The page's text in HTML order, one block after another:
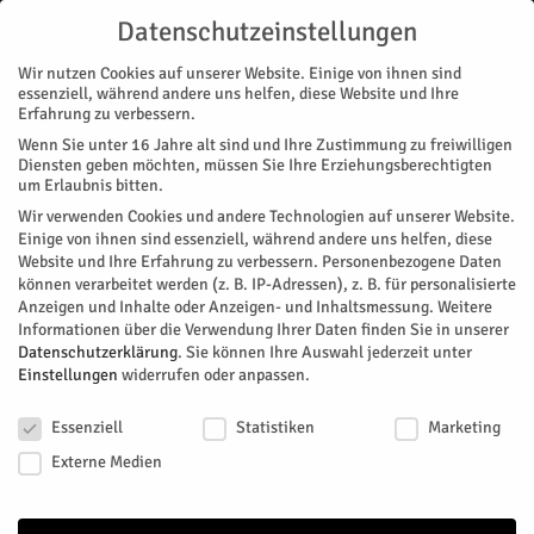
Start Magazin Gesundheit Mit Innovation gegen Malaria
MAGAZIN GESUNDHEIT
Mit Innovation gegen Malaria
Dr. Gabriela Figueroa Miranda vom Institut für Bioelektronik
des Forschungszentrums Jülich wurde am Montag, 23. Mai,
stellvertretend für ihr Team mit dem Innovationspreis des
Landes NRW in der Kategorie "innovation2business"
ausgezeichnet. Sie nahm den Preis gemeinsam mit Dr. Viviana
einer Feierstunde mit Ministerpräsident Hendrik Wüst und
NRW-Wirtschaftsminister Prof. Andreas Pinkwart entgegen.
Die mexikanische Biomedizintechnikerin und die
Datenschutzeinstellungen
Wir nutzen Cookies auf unserer Website. Einige von ihnen sind
essenziell, während andere uns helfen, diese Website und Ihre
Erfahrung zu verbessern.
Wenn Sie unter 16 Jahre alt sind und Ihre Zustimmung zu freiwilligen
Diensten geben möchten, müssen Sie Ihre Erziehungsberechtigten
um Erlaubnis bitten.
Wir verwenden Cookies und andere Technologien auf unserer Website.
Einige von ihnen sind essenziell, während andere uns helfen, diese
Website und Ihre Erfahrung zu verbessern. Personenbezogene Daten
können verarbeitet werden (z. B. IP-Adressen), z. B. für personalisierte
Anzeigen und Inhalte oder Anzeigen- und Inhaltsmessung. Weitere
Informationen über die Verwendung Ihrer Daten finden Sie in unserer
Datenschutzerklärung. Sie können Ihre Auswahl jederzeit unter
Einstellungen widerrufen oder anpassen.
Essenziell
Statistiken
Marketing
Externe Medien